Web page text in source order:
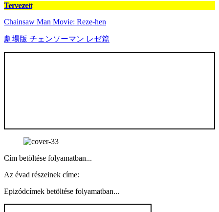
Tervezett
Chainsaw Man Movie: Reze-hen
劇場版 チェンソーマン レゼ篇
Cím betöltése folyamatban...
Az évad részeinek címe:
Epizódcímek betöltése folyamatban...